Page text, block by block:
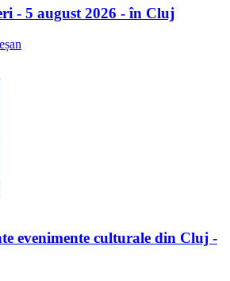
- 5 august 2026 - în Cluj
evenimente culturale din Cluj -